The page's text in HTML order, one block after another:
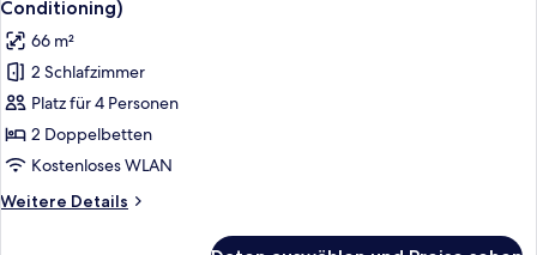
für
Deluxe-
Vierbettzimmer,
2 Schlafzimmer,
Nichtraucher
(Air
Conditioning)
anzeigen
Conditioning)
66 m²
2 Schlafzimmer
Platz für 4 Personen
2 Doppelbetten
Kostenloses WLAN
Weitere Details
Weitere